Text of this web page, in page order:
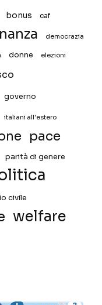
bonus caf
democrazia
donne elezioni
governo
italiani all'estero
pace
parità di genere
civile
welfare